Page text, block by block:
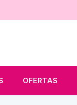
OFERTAS